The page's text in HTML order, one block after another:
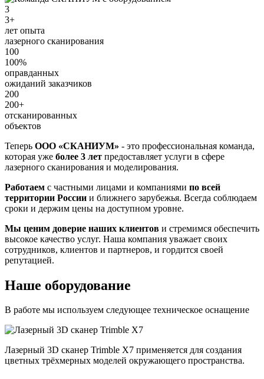
3
3+
лет опыта
лазерного сканирования
100
100%
оправданных
ожиданий заказчиков
200
200+
отсканированных
объектов
Теперь ООО «СКАНИУМ» - это профессиональная команда,
которая уже более 3 лет предоставляет услуги в сфере
лазерного сканирования и моделирования.
Работаем с частными лицами и компаниями по всей
территории России и ближнего зарубежья. Всегда соблюдаем
сроки и держим цены на доступном уровне.
Мы ценим доверие наших клиентов и стремимся обеспечить
высокое качество услуг. Наша компания уважает своих
сотрудников, клиентов и партнеров, и гордится своей
репутацией.
Наше оборудование
В работе мы используем следующее техническое оснащение
Лазерный 3D сканер Trimble X7 применяется для создания
цветных трёхмерных моделей окружающего пространства.